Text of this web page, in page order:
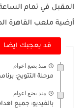
المقبل في تمام
أرضية ملعب القاهرة
قد يعجبك ايضا
منذ بضع اعوام
مرحلة التتويج:
منذ بضع اعوام
بالفيديو: جميع